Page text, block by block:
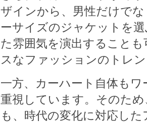
ザインから、男性だけで
ーサイズのジャケットを
た雰囲気を演出すること
スなファッションのトレ
一方、カーハート自体も
重視しています。そのた
も、時代の変化に対応し